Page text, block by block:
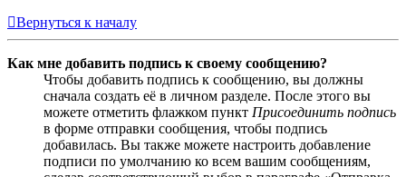
Вернуться к началу
Как мне добавить подпись к своему сообщению?
Чтобы добавить подпись к сообщению, вы должны
сначала создать её в личном разделе. После этого вы
можете отметить флажком пункт Присоединить подпись
в форме отправки сообщения, чтобы подпись
добавилась. Вы также можете настроить добавление
подписи по умолчанию ко всем вашим сообщениям,